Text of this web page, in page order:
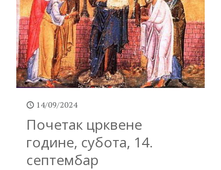
14/09/2024
Почетак црквене
године, субота, 14.
септембар